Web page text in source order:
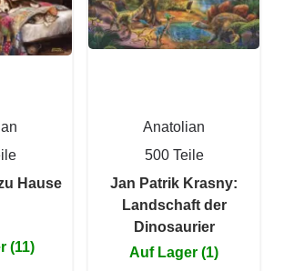
Hause
(11)
Anatolian
500 Teile
Jan Patrik Krasny:
Landschaft der
Dinosaurier
Auf Lager (1)